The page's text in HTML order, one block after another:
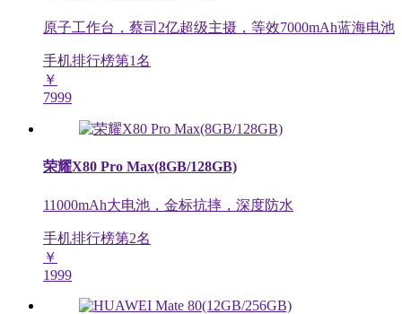
原子工作台，蔡司2亿超级主摄，等效7000mAh蓝海电池
手机排行榜第1名
￥
7999
荣耀X80 Pro Max(8GB/128GB)
11000mAh大电池，金标抗摔，深度防水
手机排行榜第2名
￥
1999